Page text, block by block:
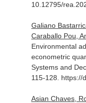
10.12795/
Galiano
Caraballo Pou,
Environmental
econometric
Systems and
115-128. https://
Asian Chaves,